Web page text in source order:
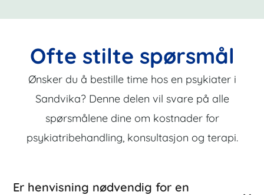
Ofte stilte spørsmål
Ønsker du å bestille time hos en psykiater i
Sandvika? Denne delen vil svare på alle
spørsmålene dine om kostnader for
psykiatribehandling, konsultasjon og terapi.
Er henvisning nødvendig for en